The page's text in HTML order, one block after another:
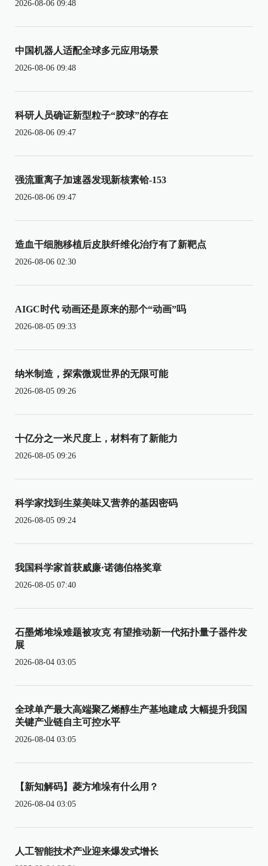
2026-08-06 09:48
中国机器人适配全球多元应用场景
2026-08-06 09:48
科研人员确证新型粒子“胶球”的存在
2026-08-06 09:47
强流重离子加速器发现新核素铪-153
2026-08-06 09:47
造血干细胞移植后皮肤纤维化治疗有了新靶点
2026-08-06 02:30
AIGC时代 动画还是原来的那个“动画”吗
2026-08-05 09:33
纳米制造，探索微观世界的无限可能
2026-08-05 09:26
十亿分之一米尺度上，材料有了新能力
2026-08-05 09:26
科学家找到生菜美味又营养的基因密码
2026-08-05 09:24
我国科学家首获威廉·诺德伯格奖章
2026-08-05 07:40
石墨烯堆垛难题被攻克 有望推动新一代拓扑量子器件发
展
2026-08-04 03:05
全球单产最大高端聚乙烯醇生产基地建成 大幅提升我国
关键产业链自主可控水平
2026-08-04 03:05
【新知解码】菱方堆垛有什么用？
2026-08-04 03:05
人工智能技术产业迎来爆发式增长